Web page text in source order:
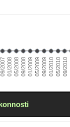
09/200701/200805/200809/200801/200905/200909/200901/201005/201009/2010